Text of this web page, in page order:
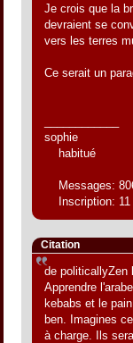
Je crois que la
devraient se
vers les terres
Ce serait un
sophie
habitué
Messages:
Inscription: 11
Citation
de politicallyZen
Apprendre
kebabs et le
ben. Imagines
à charge. Ils